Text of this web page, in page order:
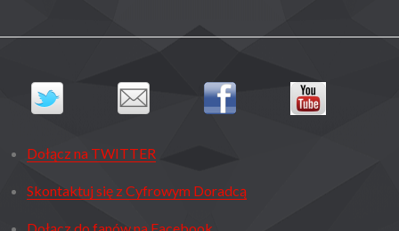
Dołącz na TWITTER
Skontaktuj się z Cyfrowym Doradcą